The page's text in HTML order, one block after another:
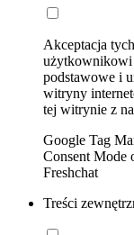
Akceptacja
użytkownikowi
podstawowe i
witryny
tej witrynie z
Google Tag
Consent Mode
Freshchat
Treści